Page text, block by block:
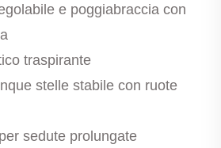
e poggiabraccia con
traspirante
stelle stabile con ruote
sedute prolungate